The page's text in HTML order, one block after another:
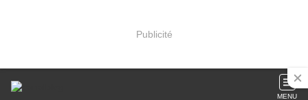
Publicité
MENU